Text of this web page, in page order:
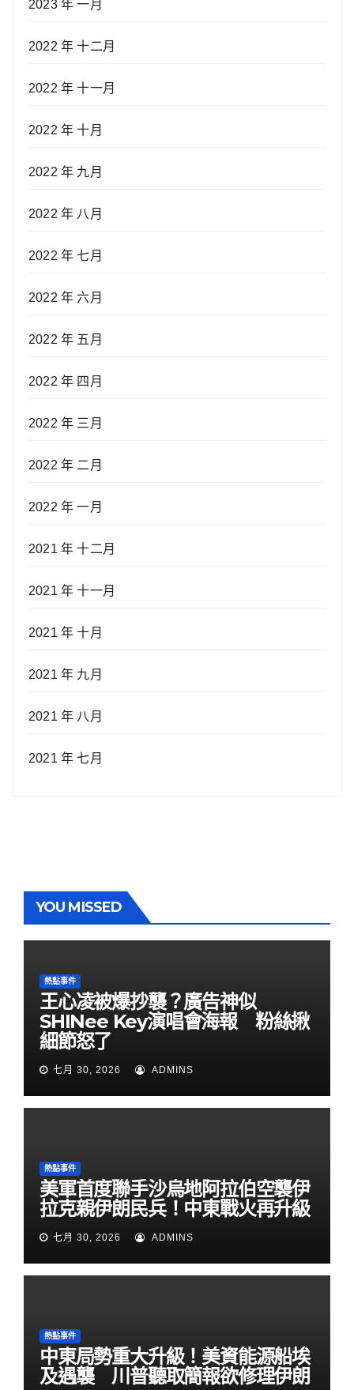
2023 年 一月
2022 年 十二月
2022 年 十一月
2022 年 十月
2022 年 九月
2022 年 八月
2022 年 七月
2022 年 六月
2022 年 五月
2022 年 四月
2022 年 三月
2022 年 二月
2022 年 一月
2021 年 十二月
2021 年 十一月
2021 年 十月
2021 年 九月
2021 年 八月
2021 年 七月
YOU MISSED
熱點事件
王心凌被爆抄襲？廣告神似
SHINee Key演唱會海報 粉絲揪
細節怒了
七月 30, 2026 ADMINS
熱點事件
美軍首度聯手沙烏地阿拉伯空襲伊
拉克親伊朗民兵！中東戰火再升級
七月 30, 2026 ADMINS
熱點事件
中東局勢重大升級！美資能源船埃
及遇襲 川普聽取簡報欲修理伊朗